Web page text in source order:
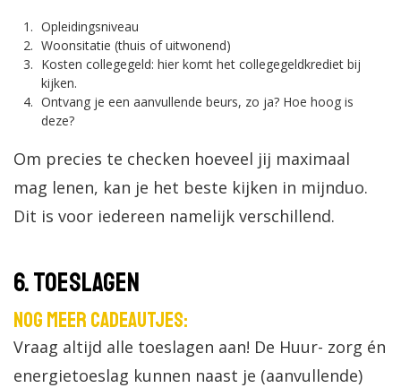
Opleidingsniveau
Woonsitatie (thuis of uitwonend)
Kosten collegegeld: hier komt het collegegeldkrediet bij
kijken.
Ontvang je een aanvullende beurs, zo ja? Hoe hoog is
deze?
Om precies te checken hoeveel jij maximaal
mag lenen, kan je het beste kijken in mijnduo.
Dit is voor iedereen namelijk verschillend.
6. Toeslagen
Nog meer cadeautjes:
Vraag altijd alle toeslagen aan! De Huur- zorg én
energietoeslag kunnen naast je (aanvullende)